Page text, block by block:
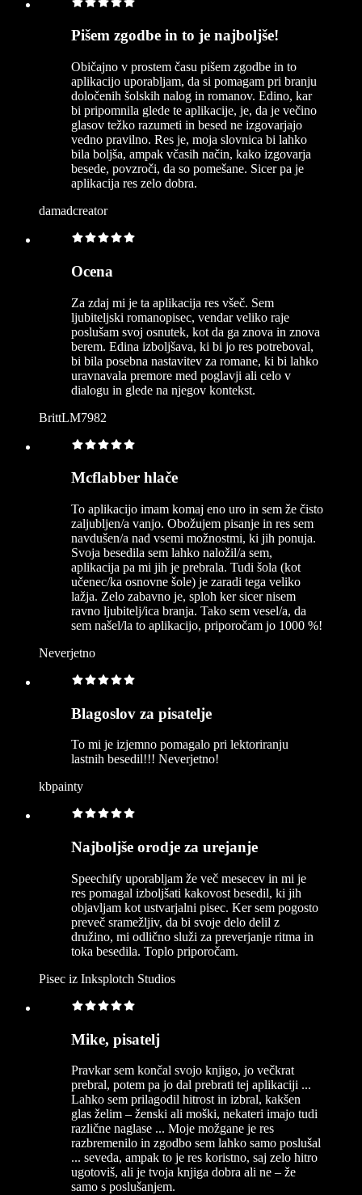
Pišem zgodbe in to je najboljše!
Običajno v prostem času pišem zgodbe in to
aplikacijo uporabljam, da si pomagam pri branju
določenih šolskih nalog in romanov. Edino, kar
bi pripomnila glede te aplikacije, je, da je večino
glasov težko razumeti in besed ne izgovarjajo
vedno pravilno. Res je, moja slovnica bi lahko
bila boljša, ampak včasih način, kako izgovarja
besede, povzroči, da so pomešane. Sicer pa je
aplikacija res zelo dobra.
damadcreator
Ocena
Za zdaj mi je ta aplikacija res všeč. Sem
ljubiteljski romanopisec, vendar veliko raje
poslušam svoj osnutek, kot da ga znova in znova
berem. Edina izboljšava, ki bi jo res potreboval,
bi bila posebna nastavitev za romane, ki bi lahko
uravnavala premore med poglavji ali celo v
dialogu in glede na njegov kontekst.
BrittLM7982
Mcflabber hlače
To aplikacijo imam komaj eno uro in sem že čisto
zaljubljen/a vanjo. Obožujem pisanje in res sem
navdušen/a nad vsemi možnostmi, ki jih ponuja.
Svoja besedila sem lahko naložil/a sem,
aplikacija pa mi jih je prebrala. Tudi šola (kot
učenec/ka osnovne šole) je zaradi tega veliko
lažja. Zelo zabavno je, sploh ker sicer nisem
ravno ljubitelj/ica branja. Tako sem vesel/a, da
sem našel/la to aplikacijo, priporočam jo 1000 %!
Neverjetno
Blagoslov za pisatelje
To mi je izjemno pomagalo pri lektoriranju
lastnih besedil!!! Neverjetno!
kbpainty
Najboljše orodje za urejanje
Speechify uporabljam že več mesecev in mi je
res pomagal izboljšati kakovost besedil, ki jih
objavljam kot ustvarjalni pisec. Ker sem pogosto
preveč sramežljiv, da bi svoje delo delil z
družino, mi odlično služi za preverjanje ritma in
toka besedila. Toplo priporočam.
Pisec iz Inksplotch Studios
Mike, pisatelj
Pravkar sem končal svojo knjigo, jo večkrat
prebral, potem pa jo dal prebrati tej aplikaciji ...
Lahko sem prilagodil hitrost in izbral, kakšen
glas želim – ženski ali moški, nekateri imajo tudi
različne naglase ... Moje možgane je res
razbremenilo in zgodbo sem lahko samo poslušal
... seveda, ampak to je res koristno, saj zelo hitro
ugotoviš, ali je tvoja knjiga dobra ali ne – že
samo s poslušanjem.